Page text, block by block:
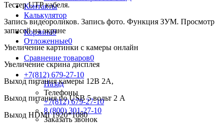
Контакты
Калькулятор
Корзина0
Отложенные0
Сравнение товаров0
+7(812) 679-27-10
Назад
Телефоны
+7(812) 679-27-10
8 (800) 301-27-10
Заказать звонок
Тестер UTP кабеля.
Запись видеороликов. Запись фото. Функция ЗУМ. Просмотр
записей на экране
Увеличение картинки с камеры онлайн
Увеличение скрина дисплея
Выход питания камеры 12В 2А,
Выход питания по USB 5 вольт 2 А
Выход HDMI 1920*1080